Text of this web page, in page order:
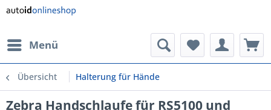
Menü
Übersicht Halterung für Hände
Zebra Handschlaufe für RS5100 und